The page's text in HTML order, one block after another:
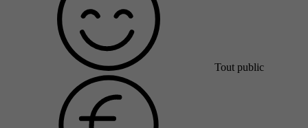
Tout public